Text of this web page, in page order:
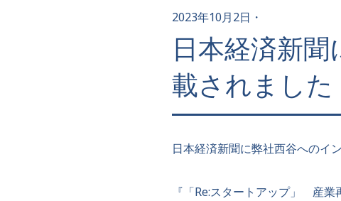
2023年10月2日 ・
日本経済新
載されました
日本経済新聞に弊社西谷へのイ
『「Re:スタートアップ」 産業